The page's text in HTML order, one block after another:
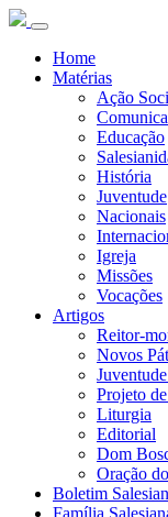
Home
Matérias
Ação
Educação
História
Juventude
Nacionais
Igreja
Missões
Vocações
Artigos
Reitor-
Novos
Projeto
Liturgia
Editorial
Dom
Oração
Boletim
Família